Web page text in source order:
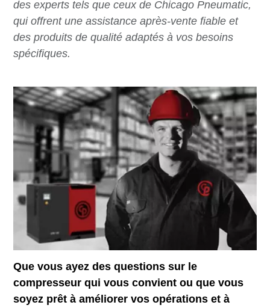
des experts tels que ceux de Chicago Pneumatic,
qui offrent une assistance après-vente fiable et
des produits de qualité adaptés à vos besoins
spécifiques.
Que vous ayez des questions sur le
compresseur qui vous convient ou que vous
soyez prêt à améliorer vos opérations et à